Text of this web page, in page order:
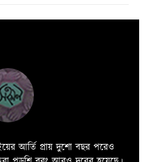
আর্তি প্রায় দুশো বছর পরেও